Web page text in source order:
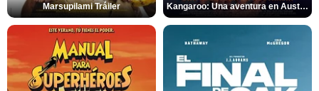
Marsupilami Tráiler Kangaroo: Una aventura en Australia Tráiler